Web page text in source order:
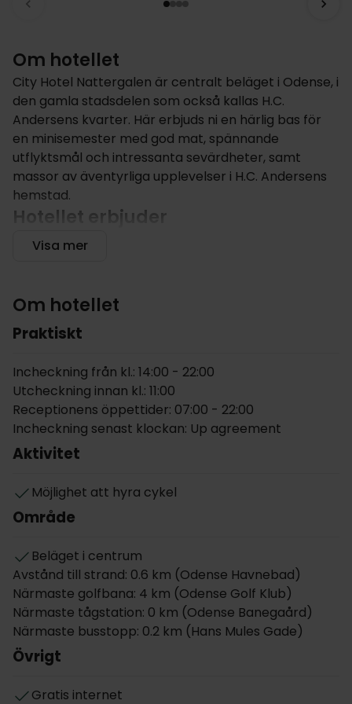
Om hotellet
City Hotel Nattergalen är centralt beläget i Odense, i
den gamla stadsdelen som också kallas H.C.
Andersens kvarter. Här erbjuds ni en härlig bas för
en minisemester med god mat, spännande
utflyktsmål och intressanta sevärdheter, samt
massor av äventyrliga upplevelser i H.C. Andersens
hemstad.
Hotellet erbjuder
Hotellet byggdes i 1988 och under er vistelse bjuds ni
takterrass där ni kan njuta av en fin utsikt med en
svalkande drink.
bordtennis och biljard. Ni kan också välja att slappna
av i det inbjudande sällskapsrummet med eldstad
och bekväma möbler. I receptionen kan ni fråga
personalen om lån av gästdatorer och hyra cyklar
för att tag er ut på upptäcktsfärd.
centrum bjuds ni även på en bra utgångspunkt för
att tag er ut på utflykt och besöka platser såsom
Odense Zoo (som flera gånger blivit utsedd till
Europas bästa) och Egeskov Slott som är Fyns
populäraste turistattraktion.
Varje morgon serveras en härlig frukostbuffé i den
trevliga frukostmatsalen. Middag serveras senare
under dagen på Restaurant Grønttorvet som ligger
en kort promenad från hotellet.
Hotellet har ikke gratis parkering, og har kun et
Visa mer
Om hotellet
Praktiskt
Incheckning från kl.: 14:00 - 22:00
Utcheckning innan kl.: 11:00
Receptionens öppettider: 07:00 - 22:00
Incheckning senast klockan: Up agreement
Aktivitet
Möjlighet att hyra cykel
Område
Beläget i centrum
Avstånd till strand: 0.6 km (Odense Havnebad)
Närmaste golfbana: 4 km (Odense Golf Klub)
Närmaste tågstation: 0 km (Odense Banegaård)
Närmaste busstopp: 0.2 km (Hans Mules Gade)
Övrigt
Gratis internet